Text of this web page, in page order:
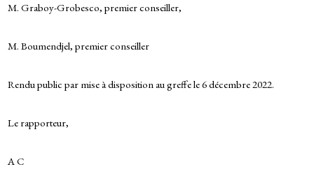
M. Graboy-Grobesco, premier conseiller,
M. Boumendjel, premier conseiller
Rendu public par mise à disposition au greffe le 6 décembre 2022.
Le rapporteur,
A C